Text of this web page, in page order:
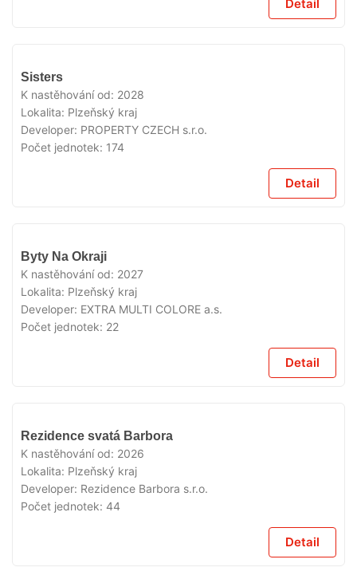
Detail
Sisters
K nastěhování od: 2028
Lokalita: Plzeňský kraj
Developer: PROPERTY CZECH s.r.o.
Počet jednotek: 174
Detail
Byty Na Okraji
K nastěhování od: 2027
Lokalita: Plzeňský kraj
Developer: EXTRA MULTI COLORE a.s.
Počet jednotek: 22
Detail
Rezidence svatá Barbora
K nastěhování od: 2026
Lokalita: Plzeňský kraj
Developer: Rezidence Barbora s.r.o.
Počet jednotek: 44
Detail